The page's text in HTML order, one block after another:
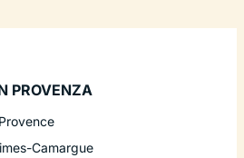
PROVENZA
Camargue